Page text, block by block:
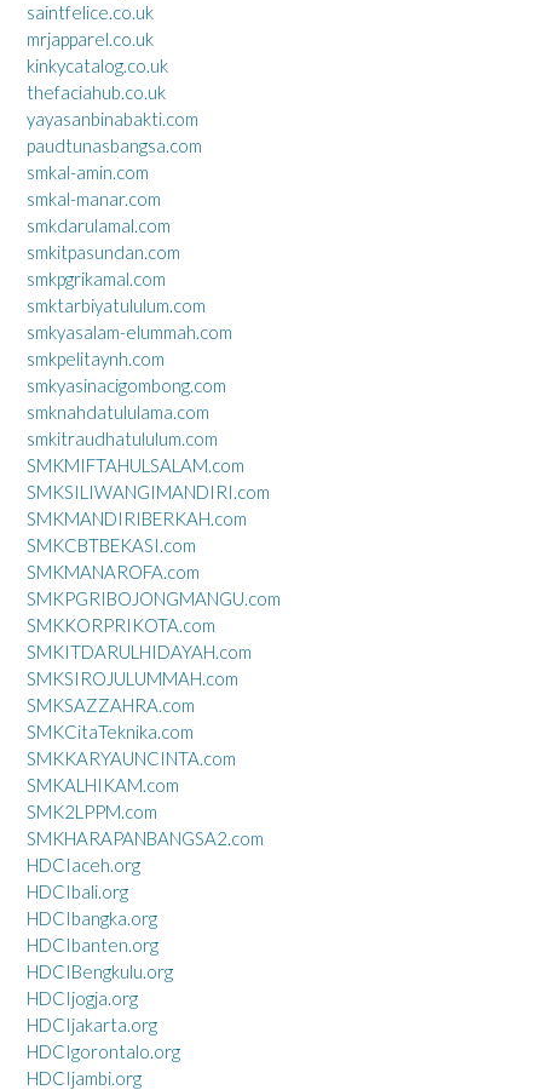
saintfelice.co.uk
mrjapparel.co.uk
kinkycatalog.co.uk
thefaciahub.co.uk
yayasanbinabakti.com
paudtunasbangsa.com
smkal-amin.com
smkal-manar.com
smkdarulamal.com
smkitpasundan.com
smkpgrikamal.com
smktarbiyatululum.com
smkyasalam-elummah.com
smkpelitaynh.com
smkyasinacigombong.com
smknahdatululama.com
smkitraudhatululum.com
SMKMIFTAHULSALAM.com
SMKSILIWANGIMANDIRI.com
SMKMANDIRIBERKAH.com
SMKCBTBEKASI.com
SMKMANAROFA.com
SMKPGRIBOJONGMANGU.com
SMKKORPRIKOTA.com
SMKITDARULHIDAYAH.com
SMKSIROJULUMMAH.com
SMKSAZZAHRA.com
SMKCitaTeknika.com
SMKKARYAUNCINTA.com
SMKALHIKAM.com
SMK2LPPM.com
SMKHARAPANBANGSA2.com
HDCIaceh.org
HDCIbali.org
HDCIbangka.org
HDCIbanten.org
HDCIBengkulu.org
HDCIjogja.org
HDCIjakarta.org
HDCIgorontalo.org
HDCIjambi.org